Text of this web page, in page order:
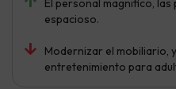
El personal magnifico, las
espacioso.
Modernizar el mobiliario,
entretenimiento para